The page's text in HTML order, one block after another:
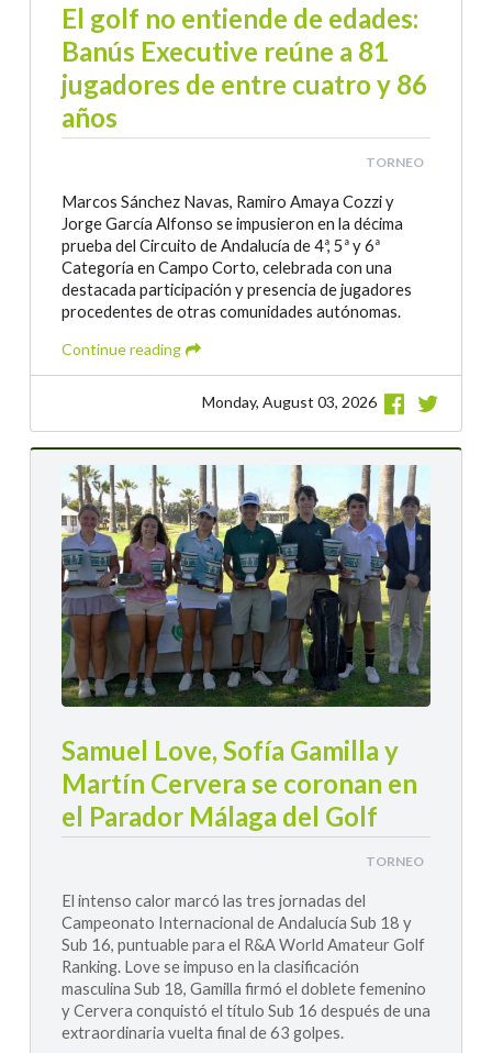
El golf no entiende de edades:
Banús Executive reúne a 81
jugadores de entre cuatro y 86
años
TORNEO
Marcos Sánchez Navas, Ramiro Amaya Cozzi y
Jorge García Alfonso se impusieron en la décima
prueba del Circuito de Andalucía de 4ª, 5ª y 6ª
Categoría en Campo Corto, celebrada con una
destacada participación y presencia de jugadores
procedentes de otras comunidades autónomas.
Continue reading
Monday, August 03, 2026
Samuel Love, Sofía Gamilla y
Martín Cervera se coronan en
el Parador Málaga del Golf
TORNEO
El intenso calor marcó las tres jornadas del
Campeonato Internacional de Andalucía Sub 18 y
Sub 16, puntuable para el R&A World Amateur Golf
Ranking. Love se impuso en la clasificación
masculina Sub 18, Gamilla firmó el doblete femenino
y Cervera conquistó el título Sub 16 después de una
extraordinaria vuelta final de 63 golpes.